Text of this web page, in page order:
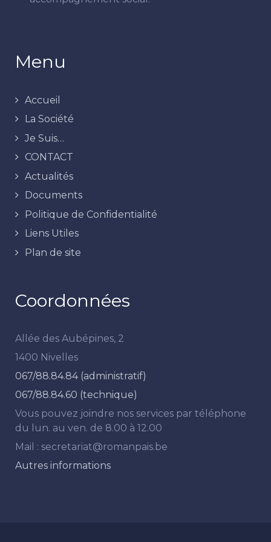
Menu
Accueil
La Société
Je Suis…
CONTACT
Actualités
Documents
Politique de Confidentialité
Liens Utiles
Plan de site
Coordonnées
Allée des Aubépines, 2
1400 Nivelles
067/88.84.84 (administratif)
067/88.84.60 (technique)
Vous pouvez joindre nos services par téléphone
du lun. au ven. de 8.00 à 12.00
Mail : secretariat@romanpais.be
Autres informations